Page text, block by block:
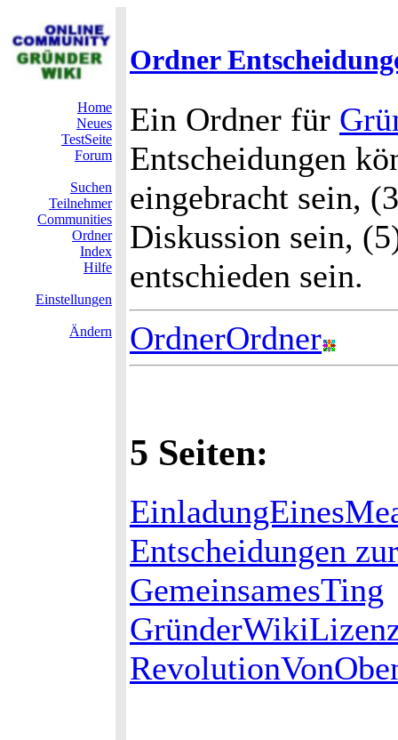
Ordner
Home
Neues
TestSeite
Forum
Suchen
Teilnehmer
Communities
Ordner
Index
Hilfe
Einstellungen
Ändern
Ein Ordner für
Entscheidungen
eingebracht sein,
Diskussion sein,
entschieden sein.
OrdnerOrdner
5 Seiten:
Entscheidungen
GemeinsamesTing